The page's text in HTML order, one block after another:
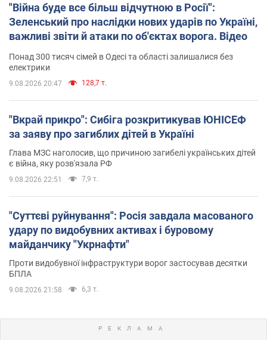
"Війна буде все більш відчутною в Росії":
Зеленський про наслідки нових ударів по Україні,
важливі звіти й атаки по об'єктах ворога. Відео
Понад 300 тисяч сімей в Одесі та області залишалися без
електрики
9.08.2026 20:47 128,7 т.
"Вкрай прикро": Сибіга розкритикував ЮНІСЕФ
за заяву про загиблих дітей в Україні
Глава МЗС наголосив, що причиною загибелі українських дітей
є війна, яку розв'язала РФ
9.08.2026 22:51 7,9 т.
"Суттєві руйнування": Росія завдала масованого
удару по видобувних активах і буровому
майданчику "Укрнафти"
Проти видобувної інфраструктури ворог застосував десятки
БПЛА
9.08.2026 21:58 6,3 т.